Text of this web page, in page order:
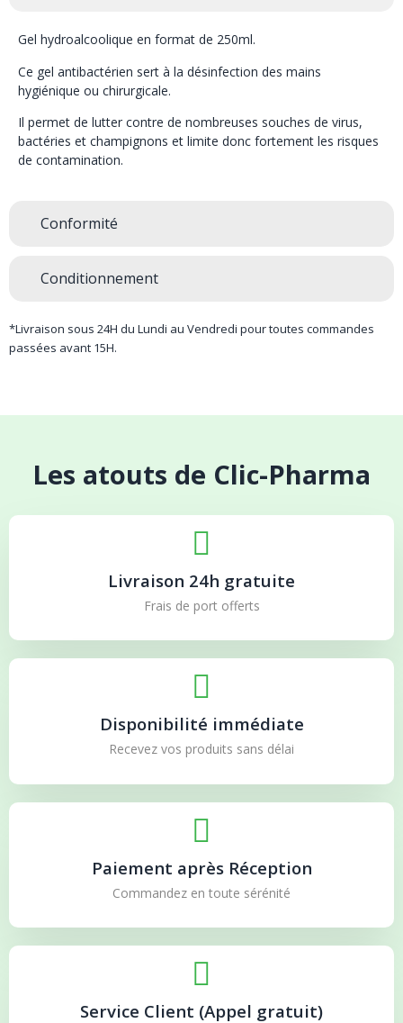
Conformité
Conditionnement
Gel hydroalcoolique en format de 250ml.
Ce gel antibactérien sert à la désinfection des mains
hygiénique ou chirurgicale.
Il permet de lutter contre de nombreuses souches de virus,
bactéries et champignons et limite donc fortement les risques
de contamination.
*Livraison sous 24H du Lundi au Vendredi pour toutes commandes
passées avant 15H.
Les atouts de Clic-Pharma
Livraison 24h gratuite
Frais de port offerts
Disponibilité immédiate
Recevez vos produits sans délai
Paiement après Réception
Commandez en toute sérénité
Service Client (Appel gratuit)